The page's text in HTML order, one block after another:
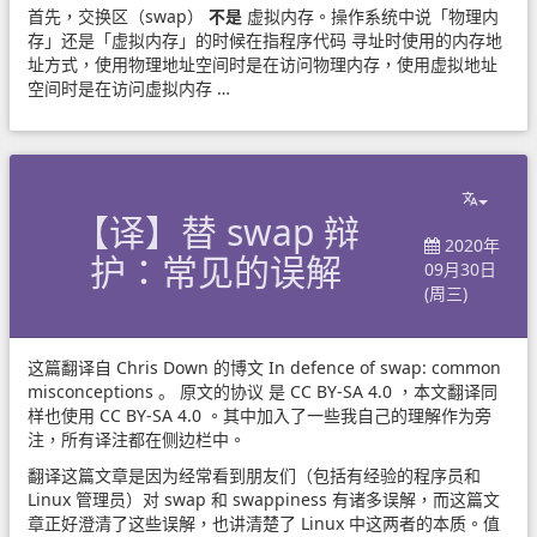
首先，交换区（swap） 不是 虚拟内存。操作系统中说「物理内
存」还是「虚拟内存」的时候在指程序代码 寻址时使用的内存地
址方式，使用物理地址空间时是在访问物理内存，使用虚拟地址
空间时是在访问虚拟内存 …
【译】替 swap 辩
护：常见的误解
2020年
09月30日
(周三)
这篇翻译自 Chris Down 的博文 In defence of swap: common
misconceptions 。 原文的协议 是 CC BY-SA 4.0 ，本文翻译同
样也使用 CC BY-SA 4.0 。其中加入了一些我自己的理解作为旁
注，所有译注都在侧边栏中。
翻译这篇文章是因为经常看到朋友们（包括有经验的程序员和
Linux 管理员）对 swap 和 swappiness 有诸多误解，而这篇文
章正好澄清了这些误解，也讲清楚了 Linux 中这两者的本质。值